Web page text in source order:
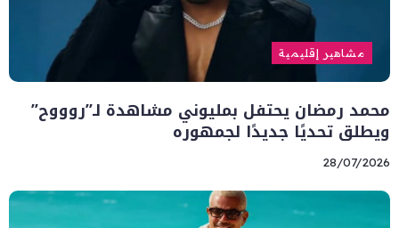
مشاهير إقليمية
محمد رمضان يحتفل بمليوني مشاهدة لـ”روووح”
ويطلق تحديًا جديدًا لجمهوره
28/07/2026